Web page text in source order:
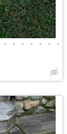
• • • • • • •